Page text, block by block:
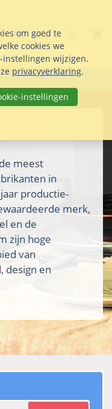
uw vraag
085 76 07 000
Search
meest
in
productie-
merk,
en de
zijn hoge
van
design en
om goed te
cookies we
instellingen wijzigen.
privacyverklaring.
instellingen